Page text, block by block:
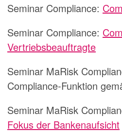
Seminar Compliance:
Seminar Compliance:
Vertriebsbeauftragte
Seminar MaRisk
Compliance-Funktion
Seminar MaRisk
Fokus der Bankenaufsicht